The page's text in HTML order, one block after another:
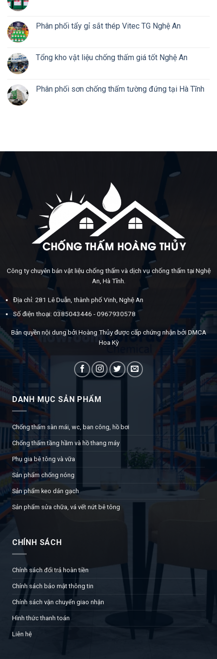
Phân phối tẩy gỉ sắt thép Vitec TG Nghệ An
Tổng kho vật liệu chống thấm giá tốt Nghệ An
Phân phối sơn chống thấm tường đứng tại Hà Tĩnh
Công ty chuyên bán vật liệu chống thấm và dịch vụ chống thấm tại Nghệ
An, Hà Tĩnh.
Địa chỉ: 281 Lê Duẫn, thành phố Vinh, Nghệ An
Số điện thoại: 0385043446 - 0967930578
Bản quyền nội dung bởi Hoàng Thủy được cấp chứng nhận bởi DMCA
Hoa Kỳ
DANH MỤC SẢN PHẨM
Chống thấm sàn mái, wc, ban công, hồ bơi
Chống thấm tầng hầm và hồ thang máy
Phụ gia bê tông và vữa
Sản phẩm chống nóng
Sản phẩm keo dán gạch
Sản phẩm sửa chữa, vá vết nứt bê tông
CHÍNH SÁCH
Chính sách đổi trả hoàn tiền
Chính sách bảo mật thông tin
Chính sách vận chuyển giao nhận
Hình thức thanh toán
Liên hệ